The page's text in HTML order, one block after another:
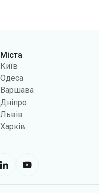
Міста
Київ
Одеса
Варшава
Дніпро
Львів
Харків